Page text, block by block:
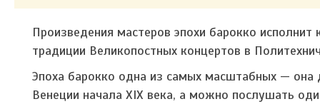
Произведения мастеров эпохи барокко
традиции Великопостных концертов в
Эпоха барокко одна из самых масштабных — она
Венеции начала XIX века, а можно послушать